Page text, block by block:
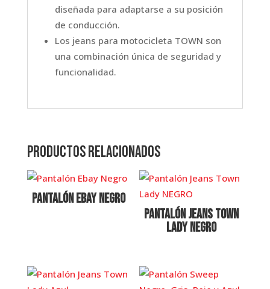
diseñada para adaptarse a su posición
de conducción.
Los jeans para motocicleta TOWN son
una combinación única de seguridad y
funcionalidad.
Productos relacionados
Pantalón Ebay Negro
Pantalón Jeans Town
Lady NEGRO